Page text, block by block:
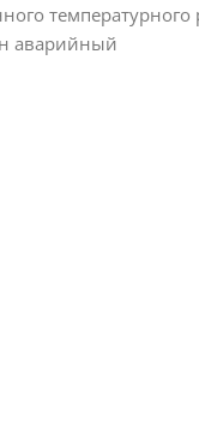
аварийный